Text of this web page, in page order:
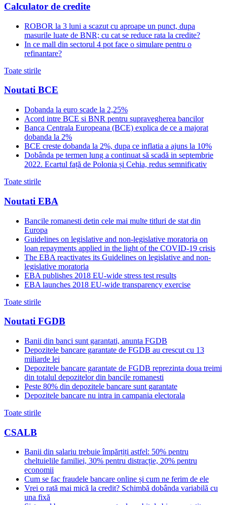
Calculator de credite
ROBOR la 3 luni a scazut cu aproape un punct, dupa
masurile luate de BNR; cu cat se reduce rata la credite?
In ce mall din sectorul 4 pot face o simulare pentru o
refinantare?
Toate stirile
Noutati BCE
Dobanda la euro scade la 2,25%
Acord intre BCE si BNR pentru supravegherea bancilor
Banca Centrala Europeana (BCE) explica de ce a majorat
dobanda la 2%
BCE creste dobanda la 2%, dupa ce inflatia a ajuns la 10%
Dobânda pe termen lung a continuat să scadă in septembrie
2022. Ecartul față de Polonia și Cehia, redus semnificativ
Toate stirile
Noutati EBA
Bancile romanesti detin cele mai multe titluri de stat din
Europa
Guidelines on legislative and non-legislative moratoria on
loan repayments applied in the light of the COVID-19 crisis
The EBA reactivates its Guidelines on legislative and non-
legislative moratoria
EBA publishes 2018 EU-wide stress test results
EBA launches 2018 EU-wide transparency exercise
Toate stirile
Noutati FGDB
Banii din banci sunt garantati, anunta FGDB
Depozitele bancare garantate de FGDB au crescut cu 13
miliarde lei
Depozitele bancare garantate de FGDB reprezinta doua treimi
din totalul depozitelor din bancile romanesti
Peste 80% din depozitele bancare sunt garantate
Depozitele bancare nu intra in campania electorala
Toate stirile
CSALB
Banii din salariu trebuie împărțiți astfel: 50% pentru
cheltuielile familiei, 30% pentru distracție, 20% pentru
economii
Cum se fac fraudele bancare online și cum ne ferim de ele
Vrei o rată mai mică la credit? Schimbă dobânda variabilă cu
una fixă